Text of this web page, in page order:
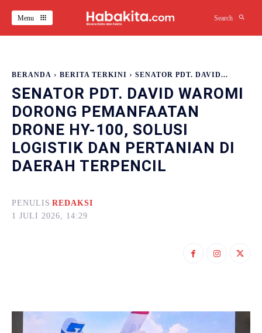
Menu Search
BERANDA BERITA TERKINI SENATOR PDT. DAVID...
SENATOR PDT. DAVID WAROMI
DORONG PEMANFAATAN
DRONE HY-100, SOLUSI
LOGISTIK DAN PERTANIAN DI
DAERAH TERPENCIL
PENULIS REDAKSI
1 JULI 2026, 14:29